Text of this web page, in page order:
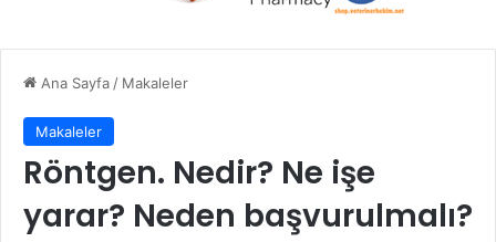
Ana Sayfa/ Makaleler
Makaleler
Röntgen. Nedir? Ne işe
yarar? Neden başvurulmalı?